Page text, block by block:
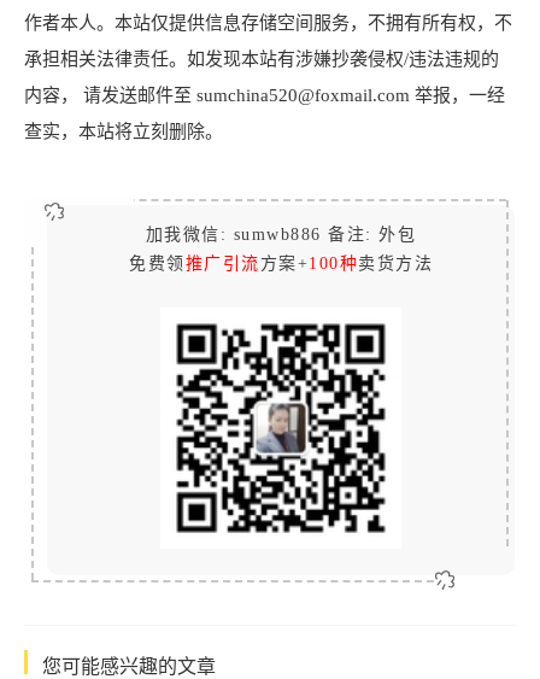
作者本人。本站仅提供信息存储空间服务，不拥有所有权，不
承担相关法律责任。如发现本站有涉嫌抄袭侵权/违法违规的
内容， 请发送邮件至 sumchina520@foxmail.com 举报，一经
查实，本站将立刻删除。
加我微信: sumwb886 备注: 外包
免费领 推广引流 方案+100种卖货方法
您可能感兴趣的文章